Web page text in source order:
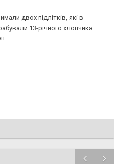
двох підлітків, які в
13-річного хлопчика.